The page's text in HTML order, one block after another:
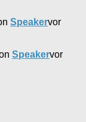
Speakervor
Speakervor